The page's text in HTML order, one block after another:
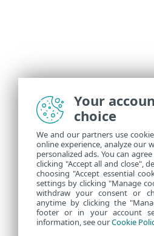
Your
choice
We and our partners use
online experience, analyze our
personalized ads. You can
clicking "Accept all and close",
choosing "Accept essential
settings by clicking "Manage
withdraw your consent or
anytime by clicking the
footer or in your account
information, see ourCookie